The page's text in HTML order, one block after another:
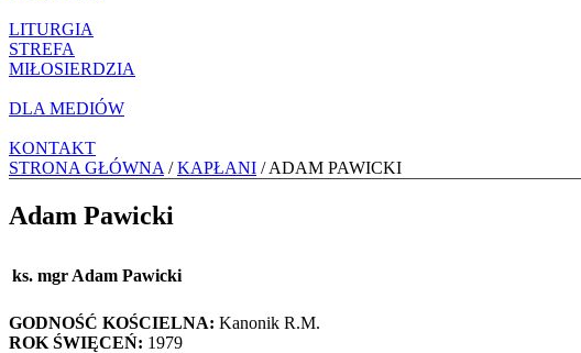
LITURGIA
STREFA
MIŁOSIERDZIA
DLA MEDIÓW
KONTAKT
STRONA GŁÓWNA /KAPŁANI / ADAM PAWICKI
Adam Pawicki
ks. mgr Adam Pawicki
GODNOŚĆ KOŚCIELNA: Kanonik R.M.
ROK ŚWIĘCEŃ: 1979